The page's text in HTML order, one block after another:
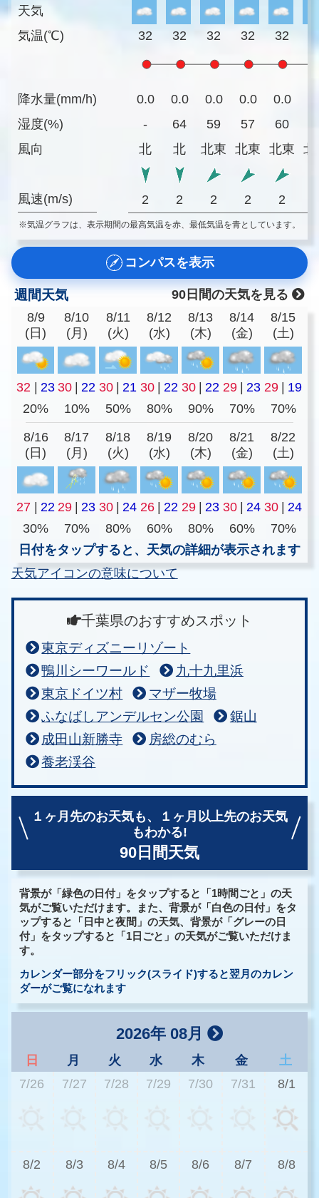
天気
気温(℃)
降水量(mm/h)
湿度(%)
風向
風速(m/s)
32 32 32 32 32
0.0 0.0 0.0 0.0 0.0
-
64 59 57 60
北
北 北東 北東 北東 北
2 2 2 2 2
※気温グラフは、表示期間の最高気温を赤、最低気温を青としています。
コンパスを表示
週間天気
90日間の天気を見る
8/9
(日)
8/10
(月)
8/11
(火)
8/12
(水)
8/13
(木)
8/14
(金)
8/15
(土)
32 | 23 30 | 22 30 | 21 30 | 22 30 | 22 29 | 23 29 | 19
20%
10% 50% 80% 90% 70% 70%
8/16
(日)
8/17
(月)
8/18
(火)
8/19
(水)
8/20
(木)
8/21
(金)
8/22
(土)
27 | 22 29 | 23 30 | 24 26 | 22 29 | 23 30 | 24 30 | 24
30%
70% 80% 60% 80% 60%
70%
日付をタップすると、天気の詳細が表示されます
天気アイコンの意味について
千葉県のおすすめスポット
東京ディズニーリゾート
鴨川シーワールド
九十九里浜
東京ドイツ村
マザー牧場
ふなばしアンデルセン公園
鋸山
成田山新勝寺
房総のむら
養老渓谷
１ヶ月先のお天気も、
１ヶ月以上先のお天気
もわかる!
90日間天気
背景が「緑色の日付」をタップすると「1時間ごと」の天
気がご覧いただけます。また、背景が「白色の日付」をタ
ップすると「日中と夜間」の天気、背景が「グレーの日
付」をタップすると「1日ごと」の天気がご覧いただけま
す。
カレンダー部分をフリック(スライド)すると翌月のカレン
ダーがご覧になれます
2026年 08月
日 月 火 水 木 金
土
7/26
7/27 7/28 7/29 7/30 7/31 8/1
8/2 8/3 8/4 8/5 8/6 8/7 8/8